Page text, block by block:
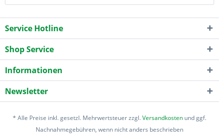
Service Hotline
Shop Service
Informationen
Newsletter
* Alle Preise inkl. gesetzl. Mehrwertsteuer zzgl.Versandkosten und ggf.
Nachnahmegebühren, wenn nicht anders beschrieben